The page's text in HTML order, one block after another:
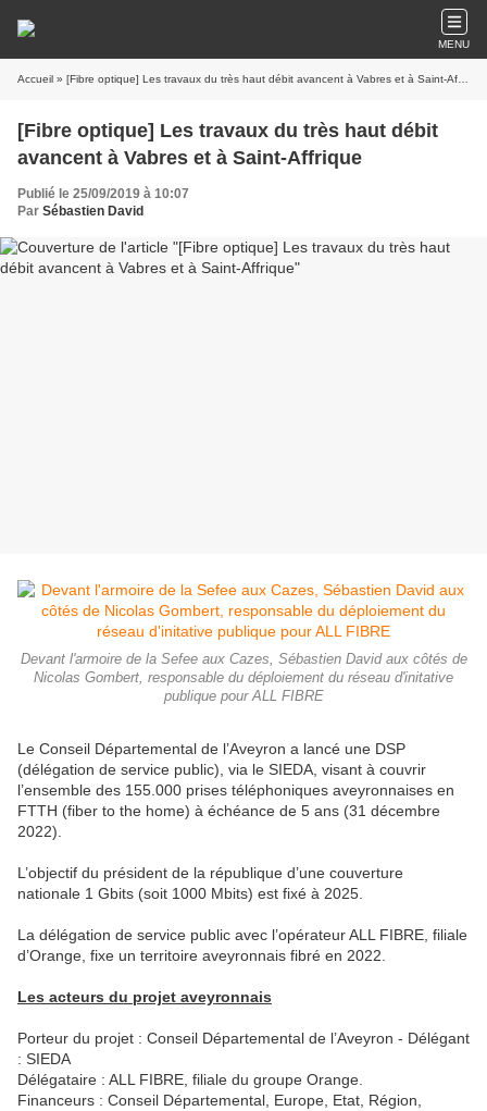
MENU
Accueil » [Fibre optique] Les travaux du très haut débit avancent à Vabres et à Saint-Affrique
[Fibre optique] Les travaux du très haut débit
avancent à Vabres et à Saint-Affrique
Publié le 25/09/2019 à 10:07
Par Sébastien David
Devant l'armoire de la Sefee aux Cazes, Sébastien David aux côtés de
Nicolas Gombert, responsable du déploiement du réseau d'initative
publique pour ALL FIBRE
Le Conseil Départemental de l’Aveyron a lancé une DSP
(délégation de service public), via le SIEDA, visant à couvrir
l’ensemble des 155.000 prises téléphoniques aveyronnaises en
FTTH (fiber to the home) à échéance de 5 ans (31 décembre
2022).
L’objectif du président de la république d’une couverture
nationale 1 Gbits (soit 1000 Mbits) est fixé à 2025.
La délégation de service public avec l’opérateur ALL FIBRE, filiale
d’Orange, fixe un territoire aveyronnais fibré en 2022.
Les acteurs du projet aveyronnais
Porteur du projet : Conseil Départemental de l’Aveyron - Délégant
: SIEDA
Délégataire : ALL FIBRE, filiale du groupe Orange.
Financeurs : Conseil Départemental, Europe, Etat, Région,